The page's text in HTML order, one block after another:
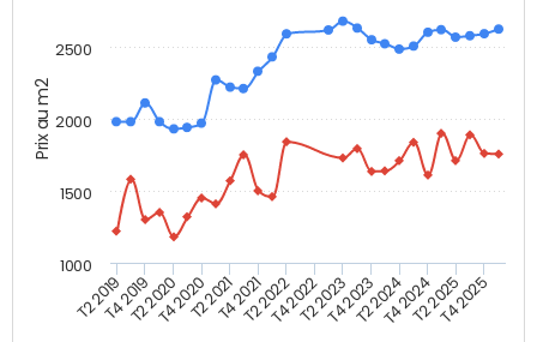
Prix au m2
T2 2019T4 2019T2 2020T4 2020T2 2021T4 2021T2 2022T4 2022T2 2023T4 2023T2 2024T4 2024T2 2025T4 2025
1000
1500
2000
2500